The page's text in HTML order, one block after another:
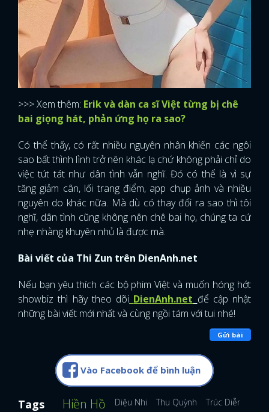
x
ĐĂNG NHẬP
>>> Xem thêm: Erik và dàn ca sĩ Việt từng bị chê
bai giọng hát, phản ứng họ ra sao?
Có thể thấy, có rất nhiều nguyên nhân khiến các ngôi
sao bất thình lình trở nên khác lạ chứ không phải chỉ do
việc tút tát như dân tình vẫn nghĩ. Đó có thể là vì sự
tăng giảm cân, lối trang điểm, app chụp ảnh và nhiều
nguyên do khác nữa. Mà dù có thay đổi ra sao thì tôi
nghĩ, dân tình cũng không nên chê bai họ, chúng ta cứ
nhẹ nhàng khuyên nhủ là được mà.
Bài viết của Thi Zun trên DienAnh.net
Nếu bạn yêu thích các bộ phim Việt và muốn hóng hớt
showbiz thì hãy theo dõi DienAnh.net để cập nhật
những bài viết mới nhất và cùng ngồi tám với tui nhé!
Gửi bài
Vào Facebook để bình luận
Tags Hiền Hồ Diệu Nhi Thu Quỳnh Trúc Diễm